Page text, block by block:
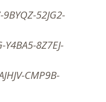
9BYQZ-52JG2-
Y4BA5-8Z7EJ-
CMP9B-